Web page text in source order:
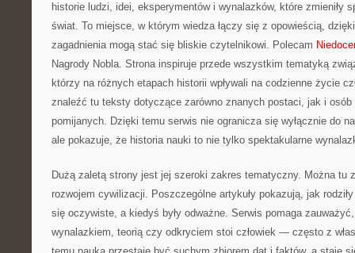
historie ludzi, idei, eksperymentów i wynalazków, które zmieniły
świat. To miejsce, w którym wiedza łączy się z opowieścią,
zagadnienia mogą stać się bliskie czytelnikowi. Polecam
Nagrody Nobla. Strona inspiruje przede wszystkim tematyką
którzy na różnych etapach historii wpływali na codzienne życie
znaleźć tu teksty dotyczące zarówno znanych postaci, jak i
pomijanych. Dzięki temu serwis nie ogranicza się wyłącznie do
ale pokazuje, że historia nauki to nie tylko spektakularne
Dużą zaletą strony jest jej szeroki zakres tematyczny. Można tu
rozwojem cywilizacji. Poszczególne artykuły pokazują, jak
się oczywiste, a kiedyś były odważne. Serwis pomaga
wynalazkiem, teorią czy odkryciem stoi człowiek — często z